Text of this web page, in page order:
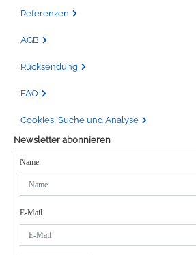
Referenzen
AGB
Rücksendung
FAQ
Cookies, Suche und Analyse
Newsletter abonnieren
Name
E-Mail